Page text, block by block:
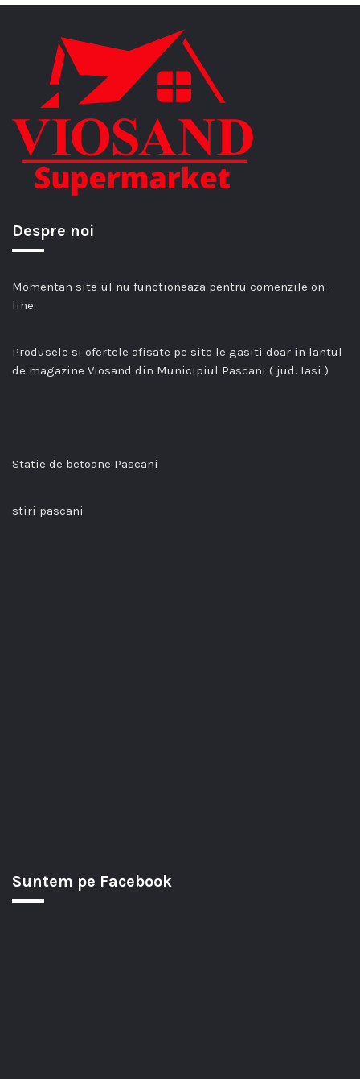
Despre noi
Momentan site-ul nu functioneaza pentru comenzile on-
line.
Produsele si ofertele afisate pe site le gasiti doar in lantul
de magazine Viosand din Municipiul Pascani ( jud. Iasi )
Statie de betoane Pascani
stiri pascani
Suntem pe Facebook